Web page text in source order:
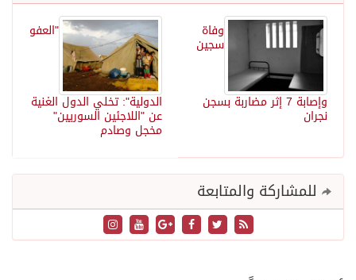
"العفو
الدولية": تخلي الدول الغنية
عن "اللاجئين السوريين"
مخجل وصادم
وفاة
سجين
وإصابة 7 إثر مضاربة بسجن
نجران
للمشاركة والمتابعة